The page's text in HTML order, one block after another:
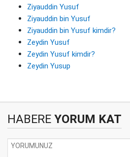
Ziyauddin Yusuf
Ziyauddin bin Yusuf
Ziyauddin bin Yusuf kimdir?
Zeydin Yusuf
Zeydin Yusuf kimdir?
Zeydin Yusup
HABERE YORUM KAT